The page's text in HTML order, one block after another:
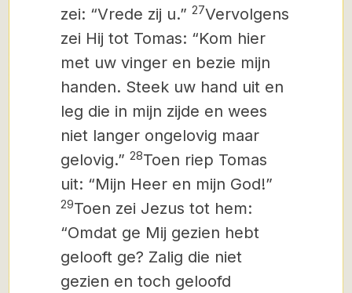
zei: “Vrede zij u.” 27Vervolgens
zei Hij tot Tomas: “Kom hier
met uw vinger en bezie mijn
handen. Steek uw hand uit en
leg die in mijn zijde en wees
niet langer ongelovig maar
gelovig.” 28Toen riep Tomas
uit: “Mijn Heer en mijn God!”
29Toen zei Jezus tot hem:
“Omdat ge Mij gezien hebt
gelooft ge? Zalig die niet
gezien en toch geloofd